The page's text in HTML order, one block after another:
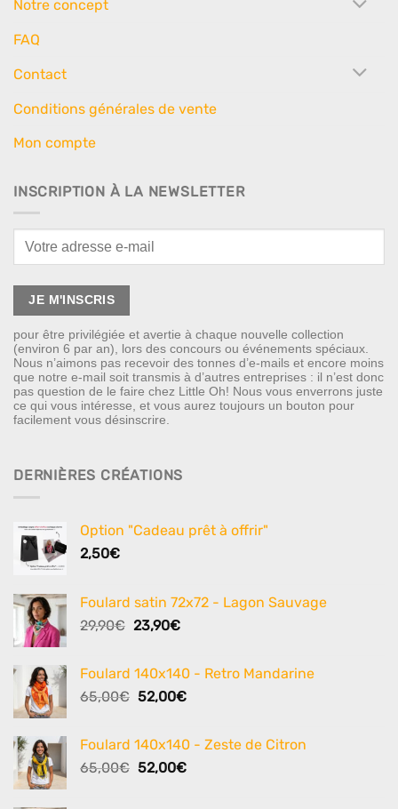
Notre concept
FAQ
Contact
Conditions générales de vente
Mon compte
INSCRIPTION À LA NEWSLETTER
pour être privilégiée et avertie à chaque nouvelle collection
(environ 6 par an), lors des concours ou événements spéciaux.
Nous n’aimons pas recevoir des tonnes d’e-mails et encore moins
que notre e-mail soit transmis à d’autres entreprises : il n’est donc
pas question de le faire chez Little Oh! Nous vous enverrons juste
ce qui vous intéresse, et vous aurez toujours un bouton pour
facilement vous désinscrire.
DERNIÈRES CRÉATIONS
Option "Cadeau prêt à offrir"
2,50€
Foulard satin 72x72 - Lagon Sauvage
29,90€ Le
était :
29,90€.
23,90€Le
est :
23,90€.
Foulard 140x140 - Retro Mandarine
65,00€ Le
était :
65,00€.
52,00€Le
est :
52,00€.
Foulard 140x140 - Zeste de Citron
65,00€ Le
52,00€Le